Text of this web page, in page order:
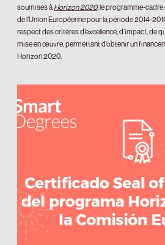
soumises à Horizon 2020, le programme-cadre
de l’Union Européenne pour la période 2014-
respect des critères d’excellence, d’impact, de
mise en œuvre, permettant d’obtenir un
Horizon 2020.